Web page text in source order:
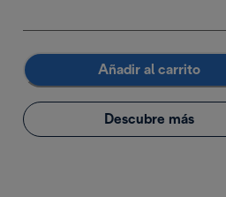
Añadir al carrito
Descubre más